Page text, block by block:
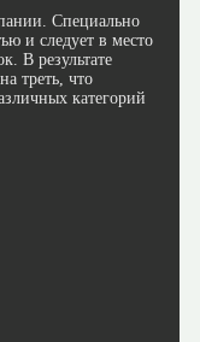
Специально
и следует в место
В результате
треть, что
категорий